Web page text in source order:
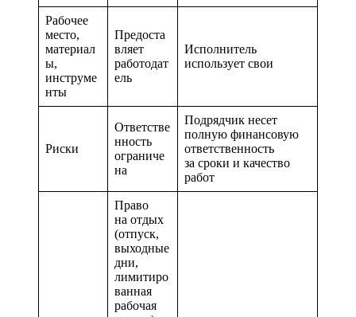
Рабочее
место,
материал
ы,
инструме
нты
Предоста
вляет
работодат
ель
Исполнитель
использует свои
Риски
Ответстве
нность
ограниче
на
Подрядчик несет
полную финансовую
ответственность
за сроки и качество
работ
Право
на отдых
(отпуск,
выходные
дни,
лимитиро
ванная
рабочая